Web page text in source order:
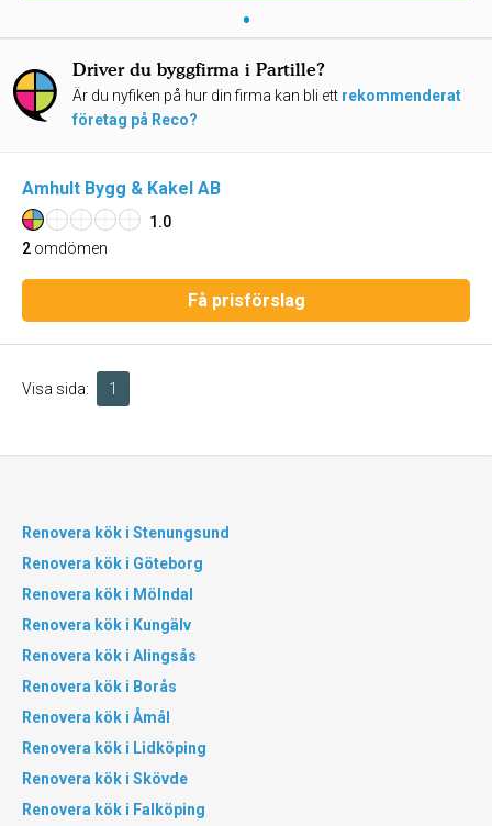
•
Driver du byggfirma i Partille?
Är du nyfiken på hur din firma kan bli ett rekommenderat
företag på Reco?
Amhult Bygg & Kakel AB
1.0
2 omdömen
Få prisförslag
Visa sida: 1
Renovera kök i Stenungsund
Renovera kök i Göteborg
Renovera kök i Mölndal
Renovera kök i Kungälv
Renovera kök i Alingsås
Renovera kök i Borås
Renovera kök i Åmål
Renovera kök i Lidköping
Renovera kök i Skövde
Renovera kök i Falköping